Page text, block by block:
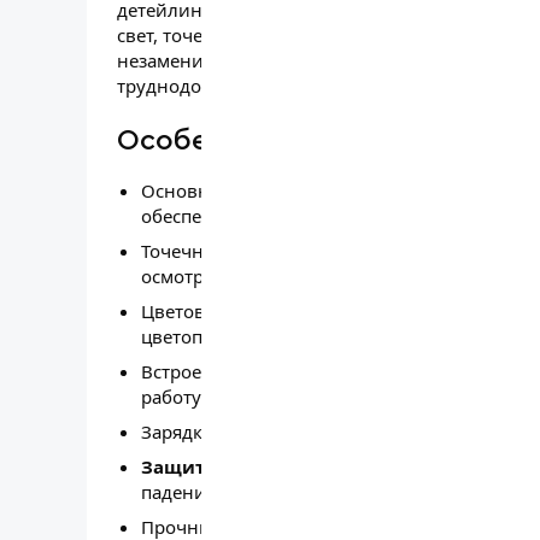
детейлинга, автосервиса и технической
свет, точечный прожектор, магнитное
незаменимым инструментом для осмотра
труднодоступных местах.
Особенности и преимущества
Основной источник —
обеспечивает широкую и равномерную
Точечный прожектор (
осмотре.
Цветовая температура
цветопередачу, что важно при выявлении
Встроенный
работу до 14 часов в экономичном режиме.
Зарядка через
Защита IP65 и ударопрочность IK07
падений, что особенно важно при работе в
Прочный корпус из